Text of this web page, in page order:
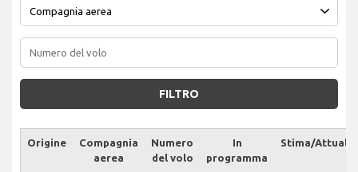
FILTRO
Origine
Compagnia
aerea
Numero
del volo
In
programma
Stima/Attuale